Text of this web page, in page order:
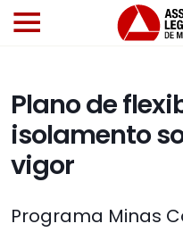
Plano de
isolamento
vigor
Programa Minas